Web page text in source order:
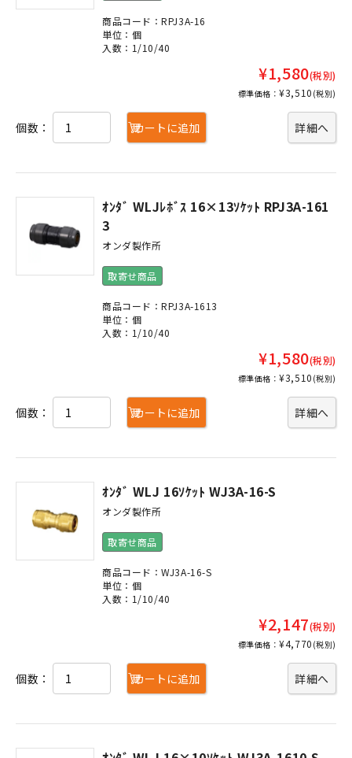
商品コード：RPJ3A-16
単位：個
入数：1/10/40
¥1,580(税別)
標準価格：¥3,510 (税別)
詳細へ
個数： カートに追加
ｵﾝﾀﾞ WLJﾚﾎﾞｽ 16×13ｿｹｯﾄ RPJ3A-161
3
オンダ製作所
取寄せ商品
商品コード：RPJ3A-1613
単位：個
入数：1/10/40
¥1,580(税別)
標準価格：¥3,510 (税別)
詳細へ
個数： カートに追加
ｵﾝﾀﾞ WLJ 16ｿｹｯﾄ WJ3A-16-S
オンダ製作所
取寄せ商品
商品コード：WJ3A-16-S
単位：個
入数：1/10/40
¥2,147(税別)
標準価格：¥4,770 (税別)
詳細へ
個数： カートに追加